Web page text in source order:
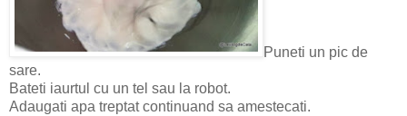
Puneti un pic de
sare.
Bateti iaurtul cu un tel sau la robot.
Adaugati apa treptat continuand sa amestecati.